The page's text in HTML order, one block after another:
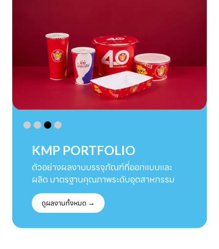
KMP PORTFOLIO
ตัวอย่างผลงานบรรจุภัณฑ์ที่ออกแบบและ
ผลิต มาตรฐานคุณภาพระดับอุตสาหกรรม
ดูผลงานทั้งหมด →